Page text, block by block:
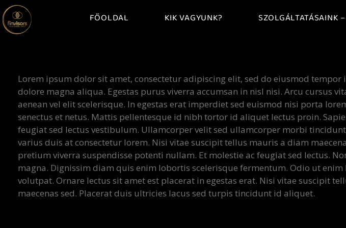
FŐOLDAL KIK VAGYUNK? SZOLGÁLTATÁSAINK
Lorem ipsum dolor sit amet, consectetur adipiscing elit, sed do eiusmod
dolore magna aliqua. Egestas purus viverra accumsan in nisl nisi. Arcu cursus
aenean vel elit scelerisque. In egestas erat imperdiet sed euismod nisi porta
senectus et netus. Mattis pellentesque id nibh tortor id aliquet lectus proin.
feugiat sed lectus vestibulum. Ullamcorper velit sed ullamcorper morbi
varius duis at consectetur lorem. Nisi vitae suscipit tellus mauris a diam
pretium viverra suspendisse potenti nullam. Et molestie ac feugiat sed lectus.
magna. Dignissim diam quis enim lobortis scelerisque fermentum. Odio ut
volutpat. Ornare lectus sit amet est placerat in egestas erat. Nisi vitae suscipit
maecenas sed. Placerat duis ultricies lacus sed turpis tincidunt id aliquet.